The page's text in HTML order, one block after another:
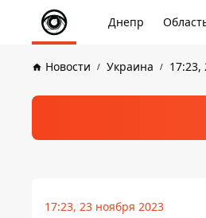
Днепр
Новости Украина 17:23,
17:23, 23 ноября 2023